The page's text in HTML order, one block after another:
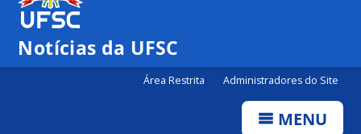
Notícias da UFSC
Área Restrita Administradores do Site
MENU